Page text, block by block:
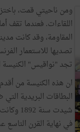
ومن ناحيتي قمت،
اللقاءات. فعندما تقف
المقاومة، وقد كانت
تجد "نواقيس" الكنيسة
ان هذه الكنيسة من أقدم
البطاقات البريدية
شيدت
في نهاية القرن التاسع